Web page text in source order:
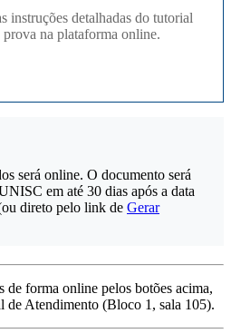
instruções detalhadas do tutorial
prova na plataforma online.
será online. O documento será
em até 30 dias após a data
direto pelo link de Gerar
de forma online pelos botões acima,
de Atendimento (Bloco 1, sala 105).